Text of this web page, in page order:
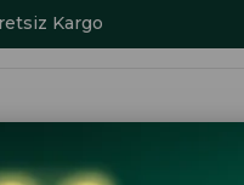
Kargo
SERİ SONU